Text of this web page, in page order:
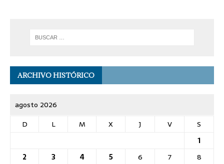
ARCHIVO HISTÓRICO
agosto 2026
D
L M X J V
S
1
2
3 4 5 6 7
8